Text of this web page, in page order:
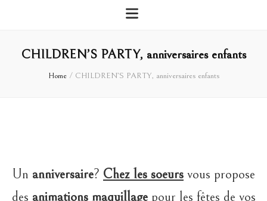
CHILDREN’S PARTY, anniversaires enfants
Home / CHILDREN’S PARTY, anniversaires enfants
Un anniversaire? Chez les soeurs vous propose
des animations maquillagepour les fêtes de vos